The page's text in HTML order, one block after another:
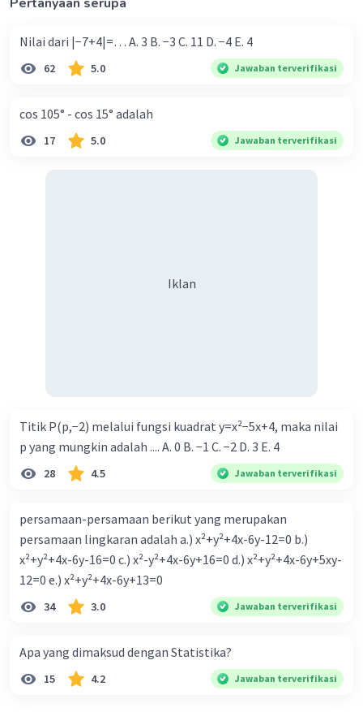
Nilai dari |−7+4|=… A. 3 B. −3 C. 11 D. −4 E. 4
62 5.0 Jawaban terverifikasi
cos 105° - cos 15° adalah
17 5.0 Jawaban terverifikasi
Iklan
Titik P(p,−2) melalui fungsi kuadrat y=x²−5x+4, maka nilai
p yang mungkin adalah .... A. 0 B. −1 C. −2 D. 3 E. 4
28 4.5 Jawaban terverifikasi
persamaan-persamaan berikut yang merupakan
persamaan lingkaran adalah a.) x²+y²+4x-6y-12=0 b.)
x²+y²+4x-6y-16=0 c.) x²-y²+4x-6y+16=0 d.) x²+y²+4x-6y+5xy-
12=0 e.) x²+y²+4x-6y+13=0
34 3.0 Jawaban terverifikasi
Apa yang dimaksud dengan Statistika?
15 4.2 Jawaban terverifikasi